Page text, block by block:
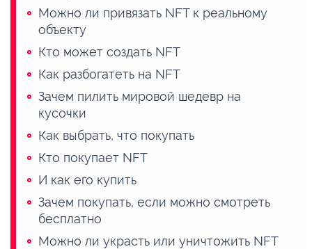
Можно ли привязать NFT к реальному
объекту
Кто может создать NFT
Как разбогатеть на NFT
Зачем пилить мировой шедевр на
кусочки
Как выбрать, что покупать
Кто покупает NFT
И как его купить
Зачем покупать, если можно смотреть
бесплатно
Можно ли украсть или уничтожить NFT